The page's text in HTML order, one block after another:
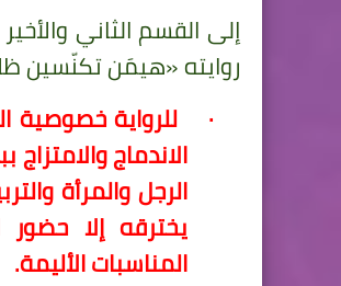
إلى القسم الثاني
روايته «هيمَن تكنّسين
·
للرواية خصوصية
الاندماج
الرجل والمرأة
يخترقه إلا حضور
المناسبات الأليمة.